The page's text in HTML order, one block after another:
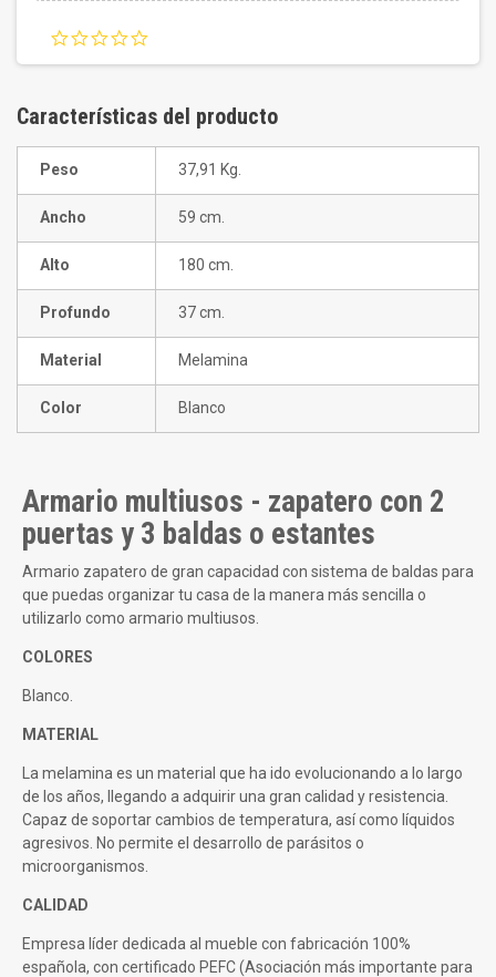
Características del producto
Peso 37,91 Kg.
Ancho 59 cm.
Alto 180 cm.
Profundo 37 cm.
Material Melamina
Color Blanco
Armario multiusos - zapatero con 2
puertas y 3 baldas o estantes
Armario zapatero de gran capacidad con sistema de baldas para
que puedas organizar tu casa de la manera más sencilla o
utilizarlo como armario multiusos.
COLORES
Blanco.
MATERIAL
La melamina es un material que ha ido evolucionando a lo largo
de los años, llegando a adquirir una gran calidad y resistencia.
Capaz de soportar cambios de temperatura, así como líquidos
agresivos. No permite el desarrollo de parásitos o
microorganismos.
CALIDAD
Empresa líder dedicada al mueble con fabricación 100%
española, con certificado PEFC (Asociación más importante para